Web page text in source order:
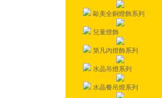
歐美全銅燈飾系列
兒童燈飾
第凡內燈飾系列
水晶吊燈系列
水晶餐吊燈系列